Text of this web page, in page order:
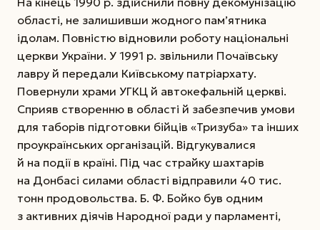
області, не залишивши жодного пам’ятника
ідолам. Повністю відновили роботу національні
церкви України. У 1991 р. звільнили Почаївську
лавру й передали Київському патріархату.
Повернули храми УГКЦ й автокефальній церкві.
Сприяв створенню в області й забезпечив умови
для таборів підготовки бійців «Тризуба» та інших
проукраїнських організацій. Відгукувалися
й на події в країні. Під час страйку шахтарів
на Донбасі силами області відправили 40 тис.
тонн продовольства. Б. Ф. Бойко був одним
з активних діячів Народної ради у парламенті,